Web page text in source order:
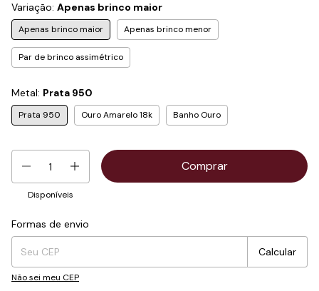
Variação: Apenas brinco maior
Apenas brinco maior Apenas brinco menor
Par de brinco assimétrico
Metal: Prata 950
Prata 950 Ouro Amarelo 18k Banho Ouro
Disponíveis
Entregas para o CEP:
Formas de envio
Calcular
Não sei meu CEP